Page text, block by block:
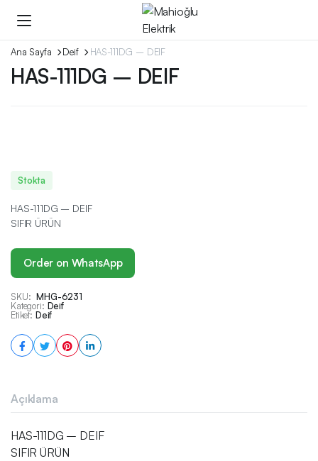
Ana Sayfa Deif HAS-111DG – DEIF
HAS-111DG – DEIF
Stokta
HAS-111DG – DEIF
SIFIR ÜRÜN
Order on WhatsApp
SKU: MHG-6231
Kategori: Deif
Etiket: Deif
Açıklama
HAS-111DG – DEIF
SIFIR ÜRÜN